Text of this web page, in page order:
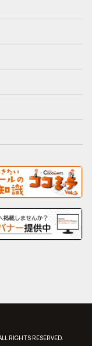
RIGHTS RESERVED.